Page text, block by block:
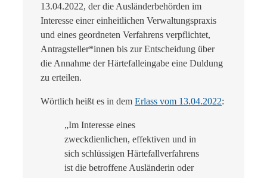
13.04.2022, der die Ausländerbehörden im
Interesse einer einheitlichen Verwaltungspraxis
und eines geordneten Verfahrens verpflichtet,
Antragsteller*innen bis zur Entscheidung über
die Annahme der Härtefalleingabe eine Duldung
zu erteilen.
Wörtlich heißt es in dem Erlass vom 13.04.2022:
„Im Interesse eines
zweckdienlichen, effektiven und in
sich schlüssigen Härtefallverfahrens
ist die betroffene Ausländerin oder